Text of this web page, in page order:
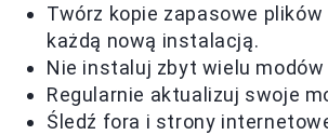
Twórz kopie zapasowe plików
każdą nową instalacją.
Nie instaluj zbyt wielu modów
Regularnie aktualizuj swoje
Śledź fora i strony